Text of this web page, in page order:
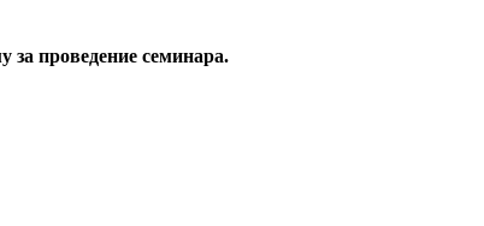
проведение семинара.